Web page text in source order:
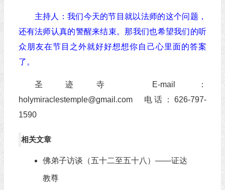
主持人：我们今天的节目就以法师的这个问题，
还有法师认真的警醒来结束。那我们也希望我们的听
众朋友在节目之外就好好想想你自己心里面的答案
了。
圣迹寺 E-mail：
holymiraclestemple@gmail.com 电话：626-797-
1590
相关文章
佛弟子访谈（五十二至五十八）——证达
教尊